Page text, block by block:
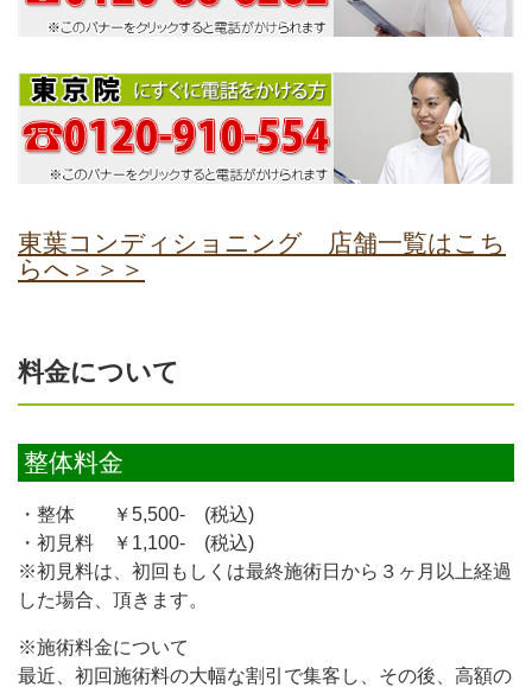
東葉コンディショニング 店舗一覧はこち
らへ＞＞＞
料金について
整体料金
・整体 ￥5,500- (税込)
・初見料 ￥1,100- (税込)
※初見料は、初回もしくは最終施術日から３ヶ月以上経過
した場合、頂きます。
※施術料金について
最近、初回施術料の大幅な割引で集客し、その後、高額の